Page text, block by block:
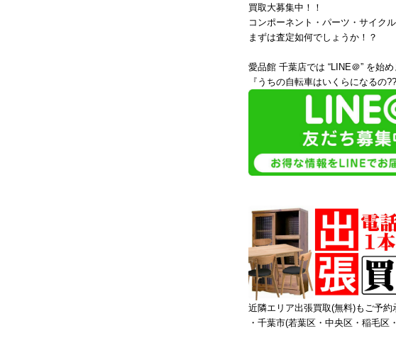
買取大募集中！！
コンポーネント・パーツ・サイク
まずは査定如何でしょうか！？
愛品館 千葉店では “LINE＠” を始め
『うちの自転車はいくらになるの
近隣エリア出張買取(無料)もご予約
・千葉市(若葉区・中央区・稲毛